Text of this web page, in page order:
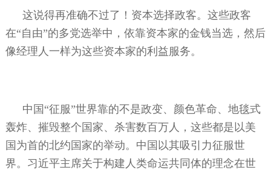
这说得再准确不过了！资本选择政客。这些政客
在“自由”的多党选举中，依靠资本家的金钱当选，然后
像经理人一样为这些资本家的利益服务。
中国“征服”世界靠的不是政变、颜色革命、地毯式
轰炸、摧毁整个国家、杀害数百万人，这些都是以美
国为首的北约国家的举动。中国以其吸引力征服世
界。习近平主席关于构建人类命运共同体的理念在世